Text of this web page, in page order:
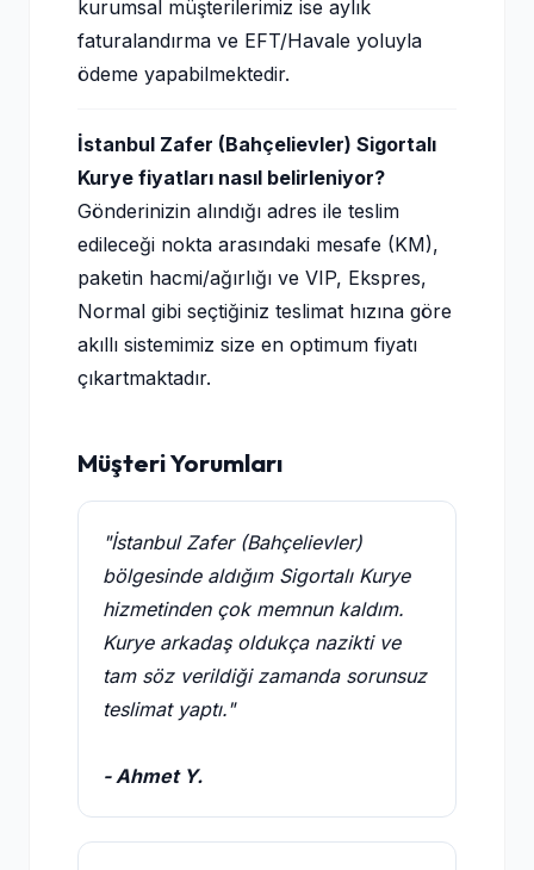
kurumsal müşterilerimiz ise aylık
faturalandırma ve EFT/Havale yoluyla
ödeme yapabilmektedir.
İstanbul Zafer (Bahçelievler) Sigortalı
Kurye fiyatları nasıl belirleniyor?
Gönderinizin alındığı adres ile teslim
edileceği nokta arasındaki mesafe (KM),
paketin hacmi/ağırlığı ve VIP, Ekspres,
Normal gibi seçtiğiniz teslimat hızına göre
akıllı sistemimiz size en optimum fiyatı
çıkartmaktadır.
Müşteri Yorumları
"İstanbul Zafer (Bahçelievler)
bölgesinde aldığım Sigortalı Kurye
hizmetinden çok memnun kaldım.
Kurye arkadaş oldukça nazikti ve
tam söz verildiği zamanda sorunsuz
teslimat yaptı."
- Ahmet Y.